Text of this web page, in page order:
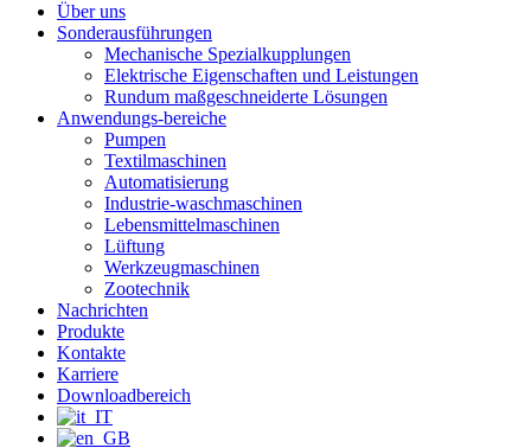
Über uns
Sonderausführungen
Mechanische Spezialkupplungen
Elektrische Eigenschaften und Leistungen
Rundum maßgeschneiderte Lösungen
Anwendungs-bereiche
Pumpen
Textilmaschinen
Automatisierung
Industrie-waschmaschinen
Lebensmittelmaschinen
Lüftung
Werkzeugmaschinen
Zootechnik
Nachrichten
Produkte
Kontakte
Karriere
Downloadbereich